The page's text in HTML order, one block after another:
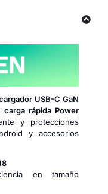
USB-C GaN
carga rápida Power
y protecciones
y accesorios
en tamaño